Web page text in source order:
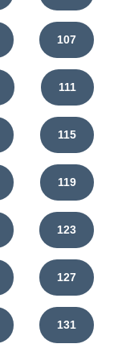
107
111
115
119
123
127
131